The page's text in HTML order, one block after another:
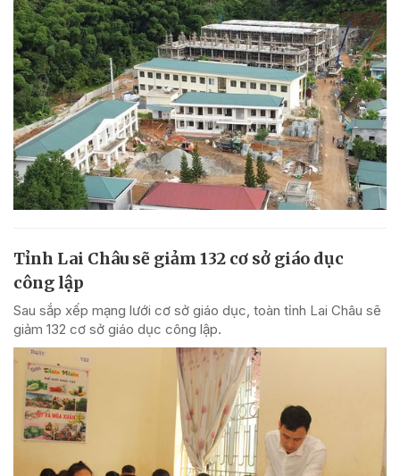
Tỉnh Lai Châu sẽ giảm 132 cơ sở giáo dục
công lập
Sau sắp xếp mạng lưới cơ sở giáo dục, toàn tỉnh Lai Châu sẽ
giảm 132 cơ sở giáo dục công lập.